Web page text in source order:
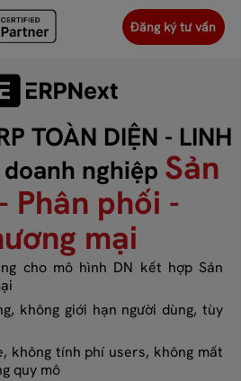
Đăng ký tư vấn
TOÀN DIỆN - LINH
doanh nghiệp Sản
Phân phối -
mại
cho mô hình DN kết hợp Sản
không giới hạn người dùng, tùy
không tính phí users, không mất
quy mô